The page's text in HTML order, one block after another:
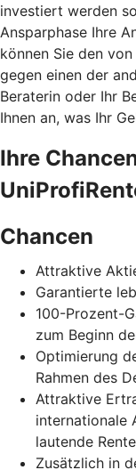
investiert werden
Ansparphase Ihre
können Sie den
gegen einen der
Beraterin oder Ihr
Ihnen an, was Ihr
Ihre
Chancen
Attraktive
Garantierte
100-Prozent-
zum Beginn
Optimierung
Rahmen des
Attraktive
internationale
lautende
Zusätzlich in